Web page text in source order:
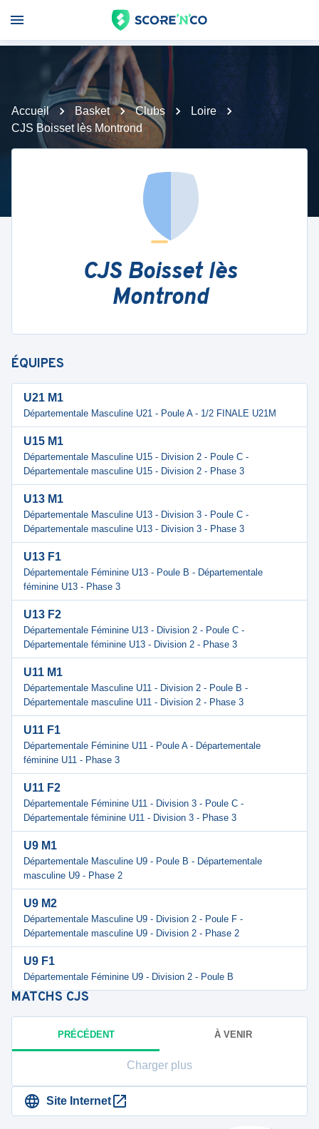
Accueil Basket Clubs
Loire
CJS Boisset lès Montrond
CJS Boisset lès
Montrond
ÉQUIPES
U21 M1
Départementale Masculine U21 - Poule A - 1/2 FINALE U21M
U15 M1
Départementale Masculine U15 - Division 2 - Poule C -
Départementale masculine U15 - Division 2 - Phase 3
U13 M1
Départementale Masculine U13 - Division 3 - Poule C -
Départementale masculine U13 - Division 3 - Phase 3
U13 F1
Départementale Féminine U13 - Poule B - Départementale
féminine U13 - Phase 3
U13 F2
Départementale Féminine U13 - Division 2 - Poule C -
Départementale féminine U13 - Division 2 - Phase 3
U11 M1
Départementale Masculine U11 - Division 2 - Poule B -
Départementale masculine U11 - Division 2 - Phase 3
U11 F1
Départementale Féminine U11 - Poule A - Départementale
féminine U11 - Phase 3
U11 F2
Départementale Féminine U11 - Division 3 - Poule C -
Départementale féminine U11 - Division 3 - Phase 3
U9 M1
Départementale Masculine U9 - Poule B - Départementale
masculine U9 - Phase 2
U9 M2
Départementale Masculine U9 - Division 2 - Poule F -
Départementale masculine U9 - Division 2 - Phase 2
U9 F1
Départementale Féminine U9 - Division 2 - Poule B
MATCHS CJS
PRÉCÉDENT À VENIR
Charger plus
Site Internet